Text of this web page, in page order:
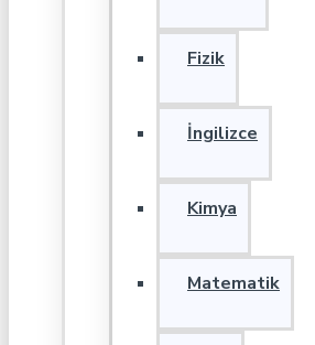
Fizik
İngilizce
Kimya
Matematik